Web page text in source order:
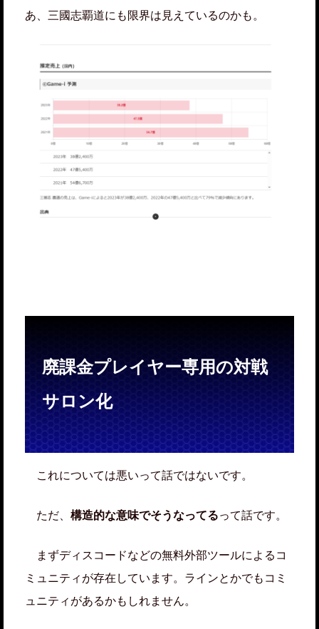
あ、三國志覇道にも限界は見えているのかも。
廃課金プレイヤー専用の対戦
サロン化
これについては悪いって話ではないです。
ただ、 構造的な意味でそうなってるって話です。
まずディスコードなどの無料外部ツールによるコ
ミュニティが存在しています。ラインとかでもコミ
ュニティがあるかもしれません。